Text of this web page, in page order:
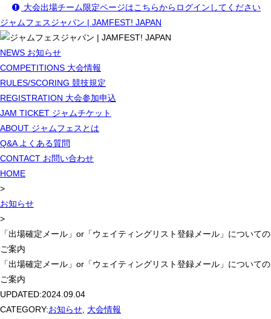
大会出場チーム限定ページはこちらからログインしてください
ジャムフェスジャパン | JAMFEST! JAPAN
NEWS お知らせ
COMPETITIONS 大会情報
RULES/SCORING 競技規定
REGISTRATION 大会参加申込
JAM TICKET ジャムチケット
ABOUT ジャムフェスとは
Q&A よくある質問
CONTACT お問い合わせ
HOME
>
お知らせ
>
「出場確定メール」or「ウェイティングリスト登録メール」についての
ご案内
「出場確定メール」or「ウェイティングリスト登録メール」についての
ご案内
UPDATED:2024.09.04
CATEGORY:お知らせ 大会情報